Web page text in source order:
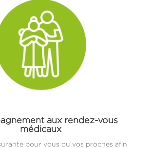
aux rendez-vous
médicaux
pour vous ou vos proches afin